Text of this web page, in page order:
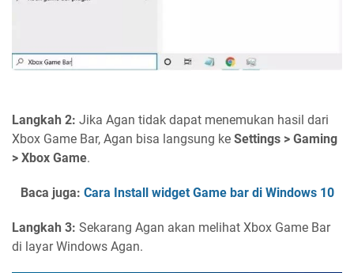
Langkah 2: Jika Agan tidak dapat menemukan hasil dari
Xbox Game Bar, Agan bisa langsung ke Settings > Gaming
> Xbox Game.
Baca juga: Cara Install widget Game bar di Windows 10
Langkah 3: Sekarang Agan akan melihat Xbox Game Bar
di layar Windows Agan.